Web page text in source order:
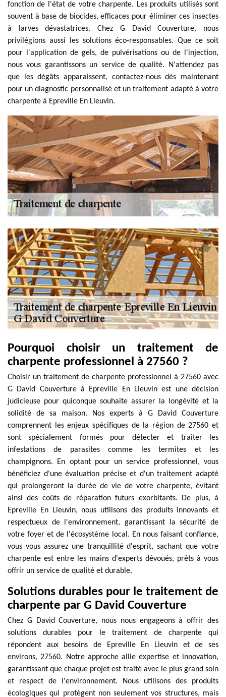
fonction de l'état de votre charpente. Les produits utilisés sont
souvent à base de biocides, efficaces pour éliminer ces insectes
à larves dévastatrices. Chez G David Couverture, nous
privilégions aussi les solutions éco-responsables. Que ce soit
pour l'application de gels, de pulvérisations ou de l'injection,
nous vous garantissons un service de qualité. N'attendez pas
que les dégâts apparaissent, contactez-nous dès maintenant
pour un diagnostic personnalisé et un traitement adapté à votre
charpente à Epreville En Lieuvin.
Pourquoi choisir un traitement de
charpente professionnel à 27560 ?
Choisir un traitement de charpente professionnel à 27560 avec
G David Couverture à Epreville En Lieuvin est une décision
judicieuse pour quiconque souhaite assurer la longévité et la
solidité de sa maison. Nos experts à G David Couverture
comprennent les enjeux spécifiques de la région de 27560 et
sont spécialement formés pour détecter et traiter les
infestations de parasites comme les termites et les
champignons. En optant pour un service professionnel, vous
bénéficiez d'une évaluation précise et d'un traitement adapté
qui prolongeront la durée de vie de votre charpente, évitant
ainsi des coûts de réparation futurs exorbitants. De plus, à
Epreville En Lieuvin, nous utilisons des produits innovants et
respectueux de l'environnement, garantissant la sécurité de
votre foyer et de l'écosystème local. En nous faisant confiance,
vous vous assurez une tranquillité d'esprit, sachant que votre
charpente est entre les mains d'experts dévoués, prêts à vous
offrir un service de qualité et durable.
Solutions durables pour le traitement de
charpente par G David Couverture
Chez G David Couverture, nous nous engageons à offrir des
solutions durables pour le traitement de charpente qui
répondent aux besoins de Epreville En Lieuvin et de ses
environs, 27560. Notre approche allie expertise et innovation,
garantissant que chaque projet est traité avec le plus grand soin
et respect de l'environnement. Nous utilisons des produits
écologiques qui protègent non seulement vos structures, mais